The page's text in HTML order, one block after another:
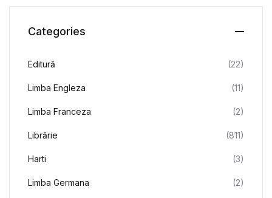
Categories
Editură (22)
Limba Engleza (11)
Limba Franceza (2)
Librărie (811)
Harti (3)
Limba Germana (2)